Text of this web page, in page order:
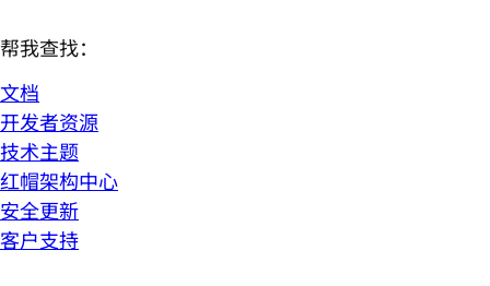
帮我查找：
文档
开发者资源
技术主题
红帽架构中心
安全更新
客户支持